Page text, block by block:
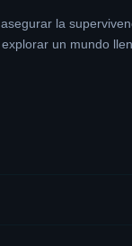
la
un mundo